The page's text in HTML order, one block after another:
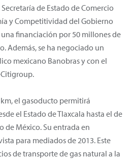
de Estado de Comercio
y Competitividad del Gobierno
financiación por 50 millones de
Además, se ha negociado un
mexicano Banobras y con el
el gasoducto permitirá
el Estado de Tlaxcala hasta el de
de México. Su entrada en
para mediados de 2013. Este
de transporte de gas natural a la